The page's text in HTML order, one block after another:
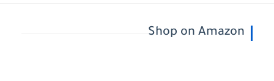
Shop on Amazon